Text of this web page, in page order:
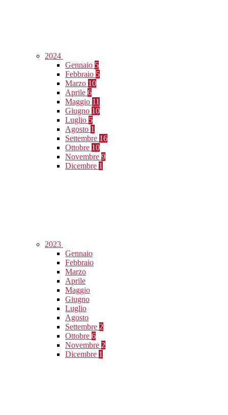
2024
Gennaio 5
Febbraio 5
Marzo 10
Aprile 6
Maggio 11
Giugno 10
Luglio 5
Agosto 1
Settembre 16
Ottobre 10
Novembre 9
Dicembre 1
2023
Gennaio
Febbraio
Marzo
Aprile
Maggio
Giugno
Luglio
Agosto
Settembre 2
Ottobre 6
Novembre 2
Dicembre 1